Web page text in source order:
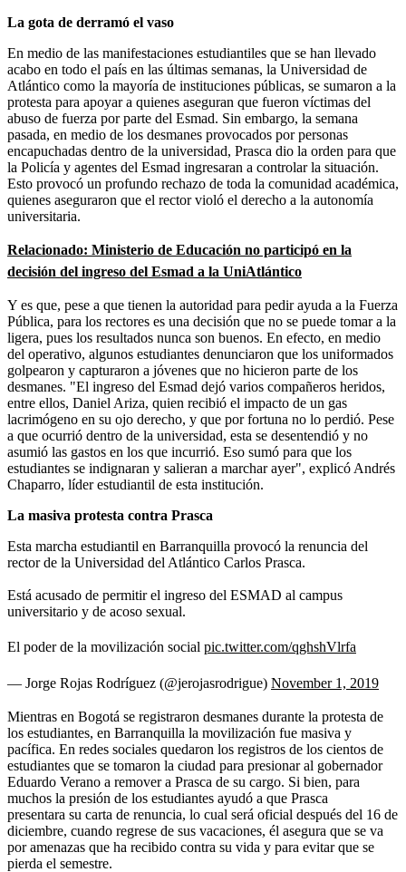
La gota de derramó el vaso
En medio de las manifestaciones estudiantiles que se han llevado
acabo en todo el país en las últimas semanas, la Universidad de
Atlántico como la mayoría de instituciones públicas, se sumaron a la
protesta para apoyar a quienes aseguran que fueron víctimas del
abuso de fuerza por parte del Esmad. Sin embargo, la semana
pasada, en medio de los desmanes provocados por personas
encapuchadas dentro de la universidad, Prasca dio la orden para que
la Policía y agentes del Esmad ingresaran a controlar la situación.
Esto provocó un profundo rechazo de toda la comunidad académica,
quienes aseguraron que el rector violó el derecho a la autonomía
universitaria.
Relacionado: Ministerio de Educación no participó en la
decisión del ingreso del Esmad a la UniAtlántico
Y es que, pese a que tienen la autoridad para pedir ayuda a la Fuerza
Pública, para los rectores es una decisión que no se puede tomar a la
ligera, pues los resultados nunca son buenos. En efecto, en medio
del operativo, algunos estudiantes denunciaron que los uniformados
golpearon y capturaron a jóvenes que no hicieron parte de los
desmanes. "El ingreso del Esmad dejó varios compañeros heridos,
entre ellos, Daniel Ariza, quien recibió el impacto de un gas
lacrimógeno en su ojo derecho, y que por fortuna no lo perdió. Pese
a que ocurrió dentro de la universidad, esta se desentendió y no
asumió las gastos en los que incurrió. Eso sumó para que los
estudiantes se indignaran y salieran a marchar ayer", explicó Andrés
Chaparro, líder estudiantil de esta institución.
La masiva protesta contra Prasca
Esta marcha estudiantil en Barranquilla provocó la renuncia del
rector de la Universidad del Atlántico Carlos Prasca.
Está acusado de permitir el ingreso del ESMAD al campus
universitario y de acoso sexual.
El poder de la movilización social pic.twitter.com/qghshVlrfa
— Jorge Rojas Rodríguez (@jerojasrodrigue) November 1, 2019
Mientras en Bogotá se registraron desmanes durante la protesta de
los estudiantes, en Barranquilla la movilización fue masiva y
pacífica. En redes sociales quedaron los registros de los cientos de
estudiantes que se tomaron la ciudad para presionar al gobernador
Eduardo Verano a remover a Prasca de su cargo. Si bien, para
muchos la presión de los estudiantes ayudó a que Prasca
presentara su carta de renuncia, lo cual será oficial después del 16 de
diciembre, cuando regrese de sus vacaciones, él asegura que se va
por amenazas que ha recibido contra su vida y para evitar que se
pierda el semestre.